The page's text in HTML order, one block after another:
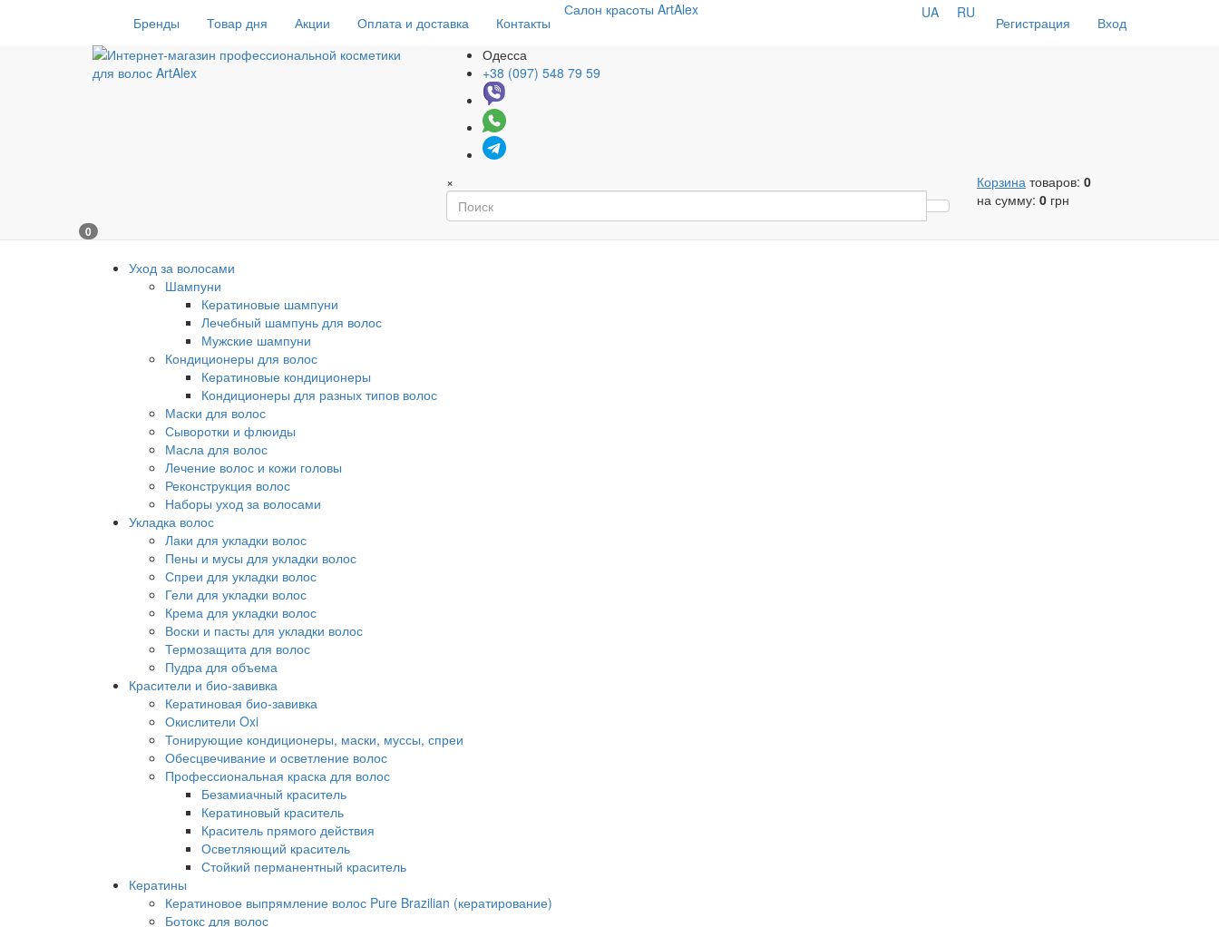
Бренды Товар дня Акции Оплата и доставка Контакты
Салон красоты ArtAlex
Регистрация Вход
UA RU
Одесса
+38 (097) 548 79 59
× Корзина товаров: 0
на сумму: 0 грн
0
Уход за волосами
Шампуни
Кератиновые шампуни
Лечебный шампунь для волос
Мужские шампуни
Кондиционеры для волос
Кератиновые кондиционеры
Кондиционеры для разных типов волос
Маски для волос
Сыворотки и флюиды
Масла для волос
Лечение волос и кожи головы
Реконструкция волос
Наборы уход за волосами
Укладка волос
Лаки для укладки волос
Пены и мусы для укладки волос
Спреи для укладки волос
Гели для укладки волос
Крема для укладки волос
Воски и пасты для укладки волос
Термозащита для волос
Пудра для объема
Красители и био-завивка
Кератиновая био-завивка
Окислители Oxi
Тонирующие кондиционеры, маски, муссы, спреи
Обесцвечивание и осветление волос
Профессиональная краска для волос
Безамиачный краситель
Кератиновый краситель
Краситель прямого действия
Осветляющий краситель
Стойкий перманентный краситель
Кератины
Кератиновое выпрямление волос Pure Brazilian (кератирование)
Ботокс для волос